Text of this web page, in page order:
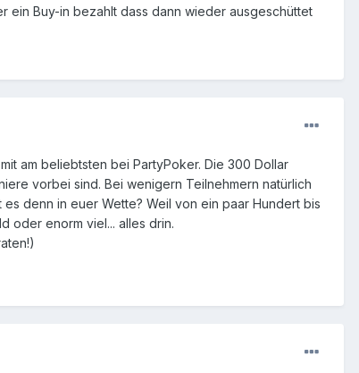
ein Buy-in bezahlt dass dann wieder ausgeschüttet
am beliebtsten bei PartyPoker. Die 300 Dollar
vorbei sind. Bei wenigern Teilnehmern natürlich
denn in euer Wette? Weil von ein paar Hundert bis
oder enorm viel... alles drin.